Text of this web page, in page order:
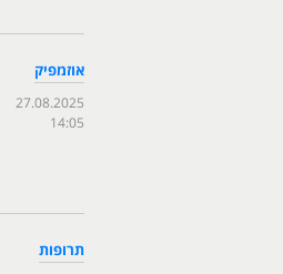
אוזמפיק
27.08.2025
14:05
תרופות